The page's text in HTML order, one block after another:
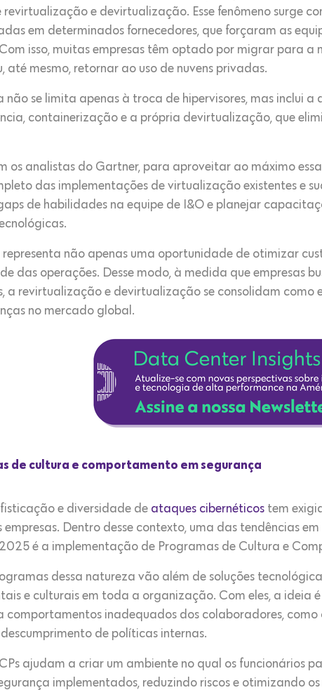
e devirtualização. Esse fenômeno surge
em determinados fornecedores, que forçaram as
isso, muitas empresas têm optado por migrar para a
até mesmo, retornar ao uso de nuvens privadas.
não se limita apenas à troca de hipervisores, mas inclui
containerização e a própria devirtualização, que
os analistas do Gartner, para aproveitar ao máximo
das implementações de virtualização existentes e
de habilidades na equipe de I&O e planejar
representa não apenas uma oportunidade de otimizar
das operações. Desse modo, à medida que empresas
a revirtualização e devirtualização se consolidam
no mercado global.
de cultura e comportamento em segurança
e diversidade de ataques cibernéticos tem
empresas. Dentro desse contexto, uma das tendências
é a implementação de Programas de Cultura e
dessa natureza vão além de soluções
e culturais em toda a organização. Com eles, a ideia
comportamentos inadequados dos colaboradores, como
descumprimento de políticas internas.
ajudam a criar um ambiente no qual os funcionários
implementados, reduzindo riscos e otimizando